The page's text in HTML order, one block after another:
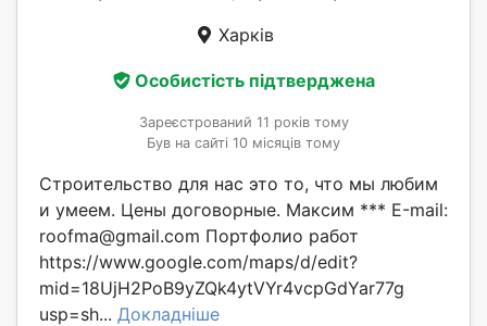
Харків
Особистість підтверджена
Зареєстрований 11 років тому
Був на сайті 10 місяців тому
Строительство для нас это то, что мы любим
и умеем. Цены договорные. Максим *** Е-mail:
roofma@gmail.com Портфолио работ
https://www.google.com/maps/d/edit?
mid=18UjH2PoB9yZQk4ytVYr4vcpGdYar77g
usp=sh... Докладніше